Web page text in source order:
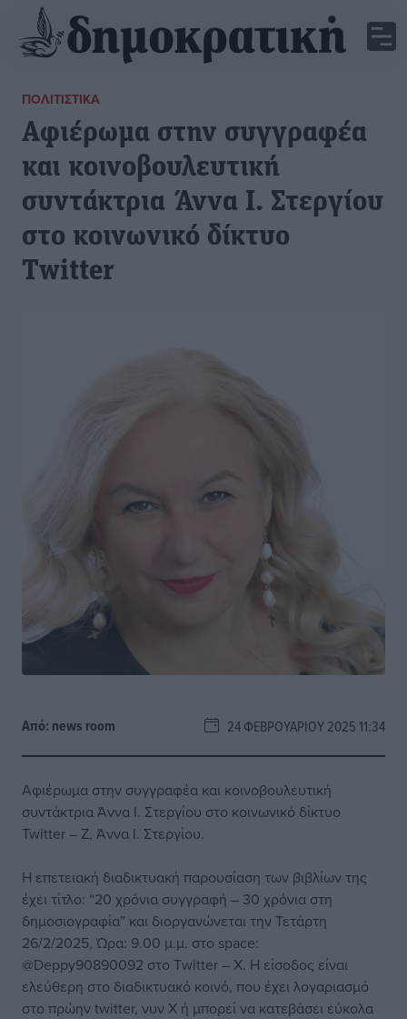
ΠΟΛΙΤΙΣΤΙΚΆ
Αφιέρωμα στην συγγραφέα
και κοινοβουλευτική
συντάκτρια Άννα Ι. Στεργίου
στο κοινωνικό δίκτυο
Twitter
Από: news room 24 ΦΕΒΡΟΥΑΡΊΟΥ 2025 11:34
Αφιέρωμα στην συγγραφέα και κοινοβουλευτική
συντάκτρια Άννα Ι. Στεργίου στο κοινωνικό δίκτυο
Twitter – Z, Άννα Ι. Στεργίου.
Η επετειακή διαδικτυακή παρουσίαση των βιβλίων της
έχει τίτλο: “20 χρόνια συγγραφή – 30 χρόνια στη
δημοσιογραφία” και διοργανώνεται την Τετάρτη
26/2/2025, Ώρα: 9.00 μ.μ. στο space:
@Deppy90890092 στο Τwitter – X. H είσοδος είναι
ελεύθερη στο διαδικτυακό κοινό, που έχει λογαριασμό
στο πρώην twitter, νυν X ή μπορεί να κατεβάσει εύκολα